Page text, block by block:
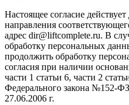
Настоящее согласие
направления
адрес dir@liftcomplete.ru. В
обработку персональных
продолжить обработку
согласия при наличии
части 1 статьи 6, части 2
Федерального закона №152-
27.06.2006 г.